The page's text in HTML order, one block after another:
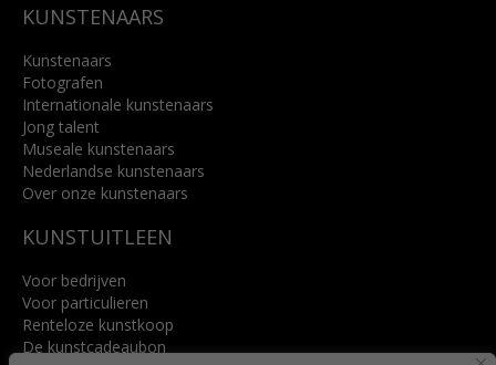
KUNSTENAARS
Kunstenaars
Fotografen
Internationale kunstenaars
Jong talent
Museale kunstenaars
Nederlandse kunstenaars
Over onze kunstenaars
KUNSTUITLEEN
Voor bedrijven
Voor particulieren
Renteloze kunstkoop
De kunstcadeaubon